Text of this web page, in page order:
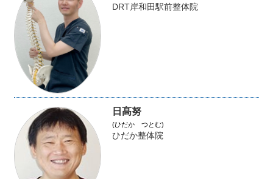
DRT岸和田駅前整体院
日髙努
(ひだか つとむ)
ひだか整体院